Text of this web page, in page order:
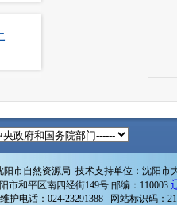
阳市自然资源局 技术支持单位：沈阳市
市和平区南四经街149号 邮编：110003
护电话：024-23291388 网站标识码：